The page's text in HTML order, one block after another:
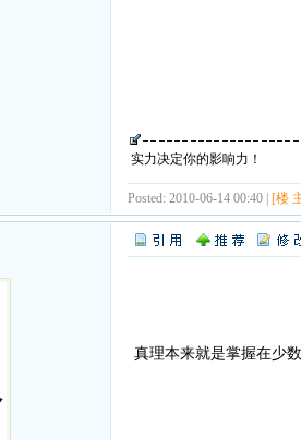
实力决定你的影响力！
Posted: 2010-06-14 00:40 |[楼
真理本来就是掌握在少